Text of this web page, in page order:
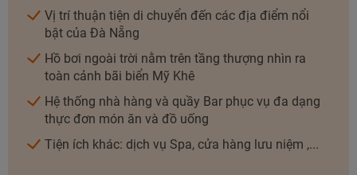
Vị trí thuận tiện di chuyển đến các địa điểm nổi
bật của Đà Nẵng
Hồ bơi ngoài trời nằm trên tầng thượng nhìn ra
toàn cảnh bãi biển Mỹ Khê
Hệ thống nhà hàng và quầy Bar phục vụ đa dạng
thực đơn món ăn và đồ uống
Tiện ích khác: dịch vụ Spa, cửa hàng lưu niệm ,...